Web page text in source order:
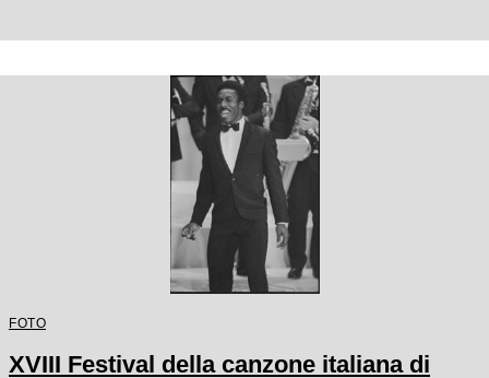
FOTO
XVIII Festival della canzone italiana di